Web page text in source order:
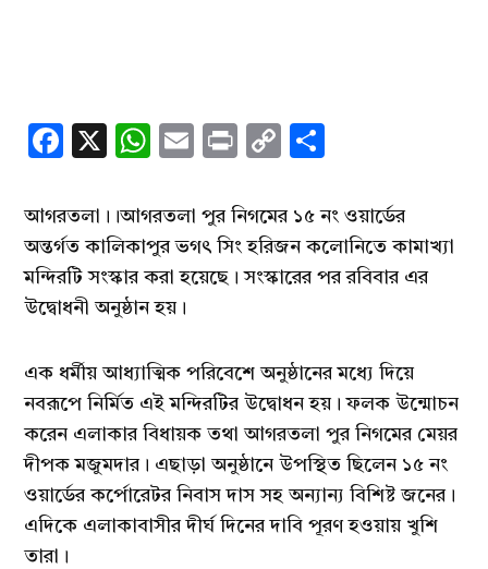
Facebook
X WhatsApp
EmailPrintCopy
আগরতলা।।আগরতলা পুর নিগমের ১৫ নং ওয়ার্ডের
অন্তর্গত কালিকাপুর ভগৎ সিং হরিজন কলোনিতে কামাখ্যা
মন্দিরটি সংস্কার করা হয়েছে। সংস্কারের পর রবিবার এর
উদ্বোধনী অনুষ্ঠান হয়।
এক ধর্মীয় আধ্যাত্মিক পরিবেশে অনুষ্ঠানের মধ্যে দিয়ে
নবরূপে নির্মিত এই মন্দিরটির উদ্বোধন হয়। ফলক উন্মোচন
করেন এলাকার বিধায়ক তথা আগরতলা পুর নিগমের মেয়র
দীপক মজুমদার। এছাড়া অনুষ্ঠানে উপস্থিত ছিলেন ১৫ নং
ওয়ার্ডের কর্পোরেটর নিবাস দাস সহ অন্যান্য বিশিষ্ট জনের।
এদিকে এলাকাবাসীর দীর্ঘ দিনের দাবি পূরণ হওয়ায় খুশি
তারা।